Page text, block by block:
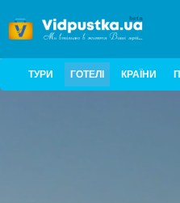
ТУРИ ГОТЕЛІ КРАЇНИ